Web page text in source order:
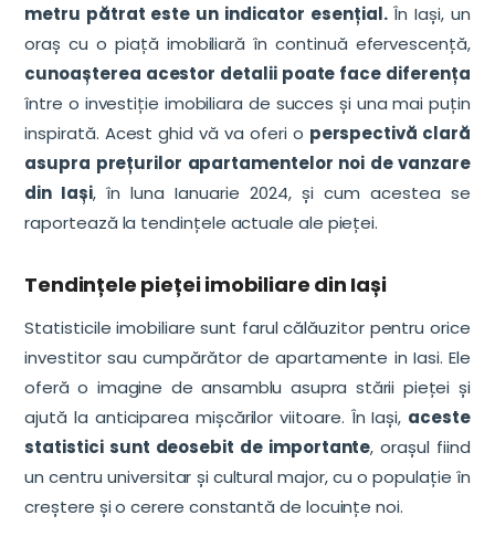
metru pătrat este un indicator esențial.În Iași, un
oraș cu o piață imobiliară în continuă efervescență,
cunoașterea acestor detalii poate face diferența
între o investiție imobiliara de succes și una mai puțin
inspirată. Acest ghid vă va oferi o perspectivă clară
asupra prețurilor apartamentelor noi de vanzare
din Iași, în luna Ianuarie 2024, și cum acestea se
raportează la tendințele actuale ale pieței.
Tendințele pieței imobiliare din Iași
Statisticile imobiliare sunt farul călăuzitor pentru orice
investitor sau cumpărător de apartamente in Iasi. Ele
oferă o imagine de ansamblu asupra stării pieței și
ajută la anticiparea mișcărilor viitoare. În Iași, aceste
statistici sunt deosebit de importante, orașul fiind
un centru universitar și cultural major, cu o populație în
creștere și o cerere constantă de locuințe noi.